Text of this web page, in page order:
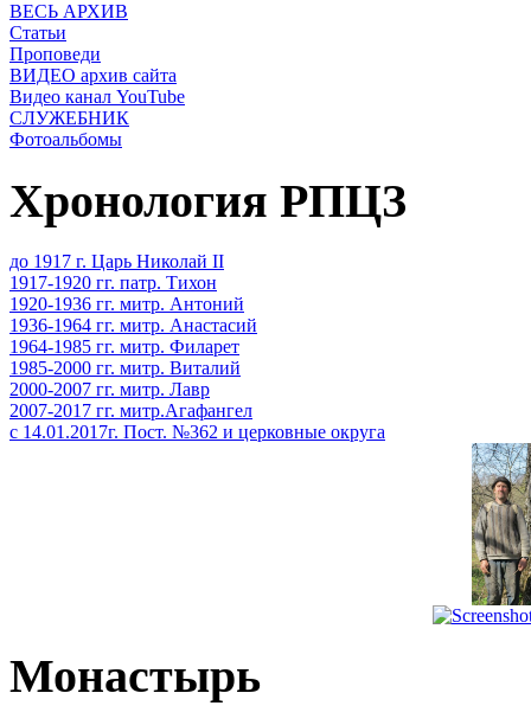
ВЕСЬ АРХИВ
Статьи
Проповеди
ВИДЕО архив сайта
Видео канал YouTube
СЛУЖЕБНИК
Фотоальбомы
Хронология РПЦЗ
до 1917 г. Царь Николай II
1917-1920 гг. патр. Тихон
1920-1936 гг. митр. Антоний
1936-1964 гг. митр. Анастасий
1964-1985 гг. митр. Филарет
1985-2000 гг. митр. Виталий
2000-2007 гг. митр. Лавр
2007-2017 гг. митр.Агафангел
с 14.01.2017г. Пост. №362 и церковные округа
Монастырь